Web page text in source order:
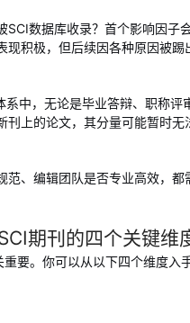
SCI数据库收录？首个影响因子
积极，但后续因各种原因被
系中，无论是毕业答辩、职称评
上的论文，其分量可能暂时
范、编辑团队是否专业高效，
期刊的四个关键维
要。你可以从以下四个维度入手